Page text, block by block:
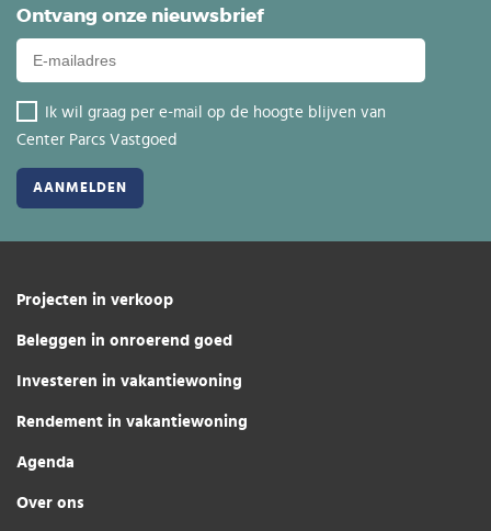
Ontvang onze nieuwsbrief
Ik wil graag per e-mail op de hoogte blijven van
Center Parcs Vastgoed
Projecten in verkoop
Beleggen in onroerend goed
Investeren in vakantiewoning
Rendement in vakantiewoning
Agenda
Over ons